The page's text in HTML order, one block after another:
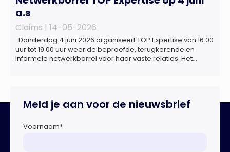
a.s
Claims | 14-05-2026
Donderdag 4 juni 2026 organiseert TOP Expertise van 16.00
uur tot 19.00 uur weer de beproefde, terugkerende en
informele netwerkborrel voor haar vaste relaties. Het
Meld je aan voor de nieuwsbrief
Voornaam*